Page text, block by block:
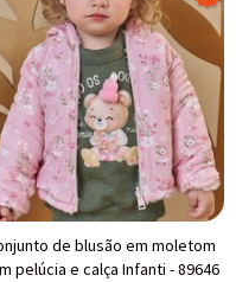
de blusão em moletom
pelúcia e calça Infanti - 89646